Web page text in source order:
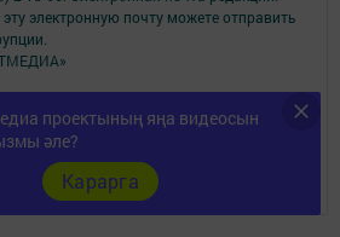
проектының яңа видеосын
әле?
Карарга
электронную почту можете отправить
«cookie»для персонализации сервисов и
сайтом.
отменить в настройках браузера.